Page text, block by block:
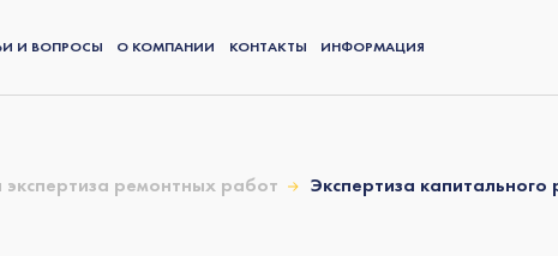
И ВОПРОСЫ О КОМПАНИИ КОНТАКТЫ ИНФОРМАЦИЯ
экспертиза ремонтных работ Экспертиза капитального